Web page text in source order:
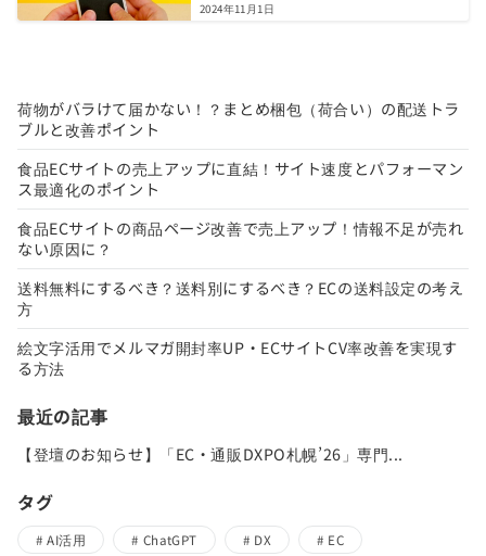
2024年11月1日
荷物がバラけて届かない！？まとめ梱包（荷合い）の配送トラ
ブルと改善ポイント
食品ECサイトの売上アップに直結！サイト速度とパフォーマン
ス最適化のポイント
食品ECサイトの商品ページ改善で売上アップ！情報不足が売れ
ない原因に？
送料無料にするべき？送料別にするべき？ECの送料設定の考え
方
絵文字活用でメルマガ開封率UP・ECサイトCV率改善を実現す
る方法
最近の記事
【登壇のお知らせ】「EC・通販DXPO札幌’26」専門...
タグ
AI活用 ChatGPT DX EC